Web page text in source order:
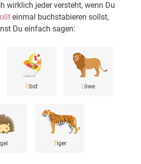
wirklich jeder versteht, wenn Du
einmal buchstabieren sollst,
Du einfach sagen:
Obst Löwe
gel Tiger